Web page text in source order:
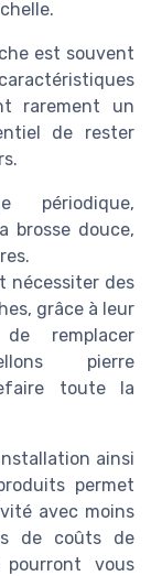
est souvent
rarement un
de rester
brosse douce,
nécessiter des
grâce à leur
remplacer
pierre
toute la
ainsi
permet
avec moins
de coûts de
vous